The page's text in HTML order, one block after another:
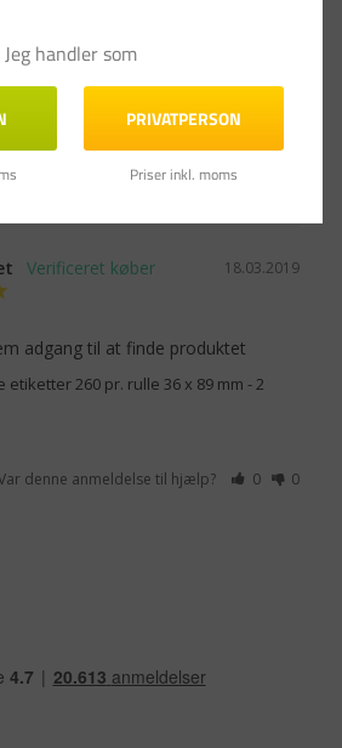
etiketter 260 pr. rulle 36 x 89 mm - 2
Var denne anmeldelse til hjælp?
18.03.2019
adgang til at finde produktet
etiketter 260 pr. rulle 36 x 89 mm - 2
denne anmeldelse til hjælp? 0 0
Jeg handler som
PRIVATPERSON
Priser inkl. moms